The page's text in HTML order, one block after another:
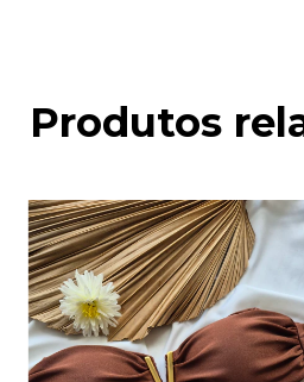
Produtos